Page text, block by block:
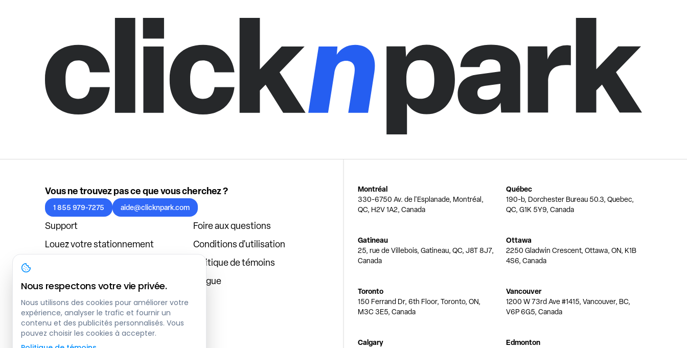
Vous ne trouvez pas ce que vous cherchez ?
1 855 979-7275 aide@clicknpark.com
Support
Foire aux questions
Louez votre stationnement
Conditions d'utilisation
Politique de témoins
À propos
Blogue
Connexion au tableau de bord
Montréal
330-6750 Av. de l'Esplanade, Montréal,
QC, H2V 1A2, Canada
Québec
190-b, Dorchester Bureau 50.3, Quebec,
QC, G1K 5Y9, Canada
Gatineau
25, rue de Villebois, Gatineau, QC, J8T 8J7,
Canada
Ottawa
2250 Gladwin Crescent, Ottawa, ON, K1B
4S6, Canada
Toronto
150 Ferrand Dr, 6th Floor, Toronto, ON,
M3C 3E5, Canada
Vancouver
1200 W 73rd Ave #1415, Vancouver, BC,
V6P 6G5, Canada
Calgary Edmonton
Nous respectons votre vie privée.
Nous utilisons des cookies pour améliorer votre
expérience, analyser le trafic et fournir un
contenu et des publicités personnalisés. Vous
pouvez choisir les cookies à accepter.